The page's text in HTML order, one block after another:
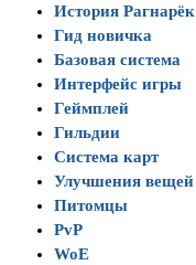
История Рагнарёк
Гид новичка
Базовая система
Интерфейс игры
Геймплей
Гильдии
Система карт
Улучшения вещей
Питомцы
PvP
WoE